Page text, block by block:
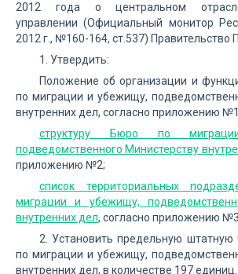
2012 года о центральном
управлении (Официальный монитор
2012 г., №160-164, ст.537)
1. Утвердить:
Положение об организации и
по миграции и убежищу,
внутренних дел, согласно приложению
структуру Бюро по
подведомственного Министерству
приложению №2;
список территориальных
миграции и убежищу,
внутренних дел, согласно приложению №3.
2. Установить предельную штатную
по миграции и убежищу,
внутренних дел, в количестве 197 единиц.